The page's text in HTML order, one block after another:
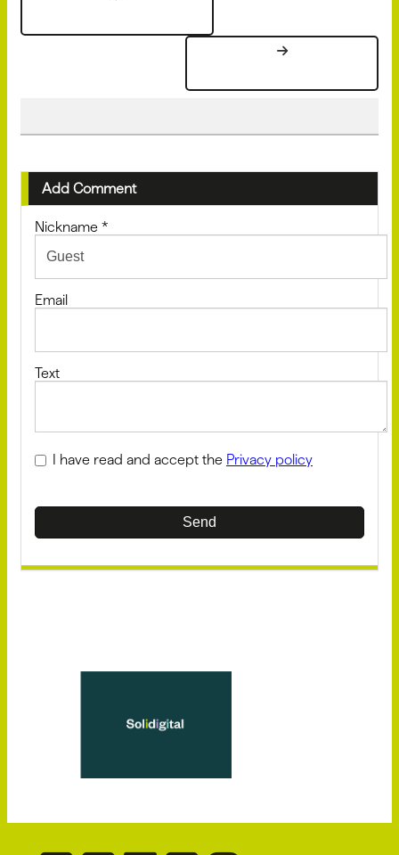
Add Comment
Nickname *
Email
Text
I have read and accept the Privacy policy
Send